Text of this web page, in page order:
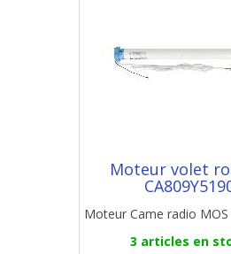
Moteur volet
Moteur Came radio MOS
3 articles en